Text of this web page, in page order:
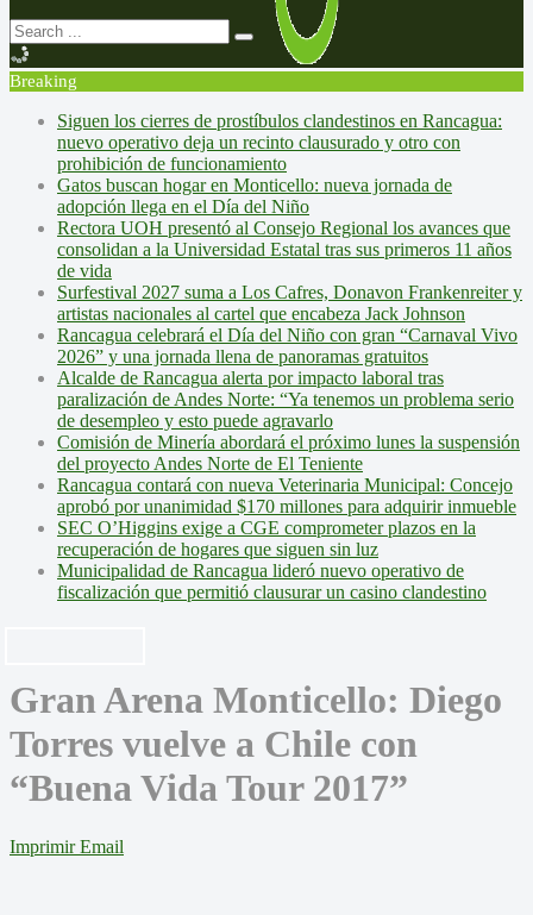
Breaking
Siguen los cierres de prostíbulos clandestinos en Rancagua:
nuevo operativo deja un recinto clausurado y otro con
prohibición de funcionamiento
Gatos buscan hogar en Monticello: nueva jornada de
adopción llega en el Día del Niño
Rectora UOH presentó al Consejo Regional los avances que
consolidan a la Universidad Estatal tras sus primeros 11 años
de vida
Surfestival 2027 suma a Los Cafres, Donavon Frankenreiter y
artistas nacionales al cartel que encabeza Jack Johnson
Rancagua celebrará el Día del Niño con gran “Carnaval Vivo
2026” y una jornada llena de panoramas gratuitos
Alcalde de Rancagua alerta por impacto laboral tras
paralización de Andes Norte: “Ya tenemos un problema serio
de desempleo y esto puede agravarlo
Comisión de Minería abordará el próximo lunes la suspensión
del proyecto Andes Norte de El Teniente
Rancagua contará con nueva Veterinaria Municipal: Concejo
aprobó por unanimidad $170 millones para adquirir inmueble
SEC O’Higgins exige a CGE comprometer plazos en la
recuperación de hogares que siguen sin luz
Municipalidad de Rancagua lideró nuevo operativo de
fiscalización que permitió clausurar un casino clandestino
Gran Arena Monticello: Diego
Torres vuelve a Chile con
“Buena Vida Tour 2017”
Imprimir Email